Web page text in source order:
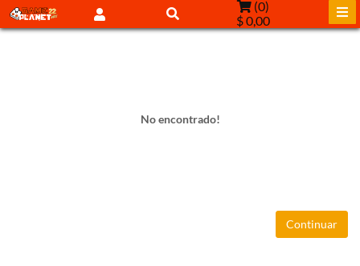
(0)
$ 0,00
No encontrado!
Continuar